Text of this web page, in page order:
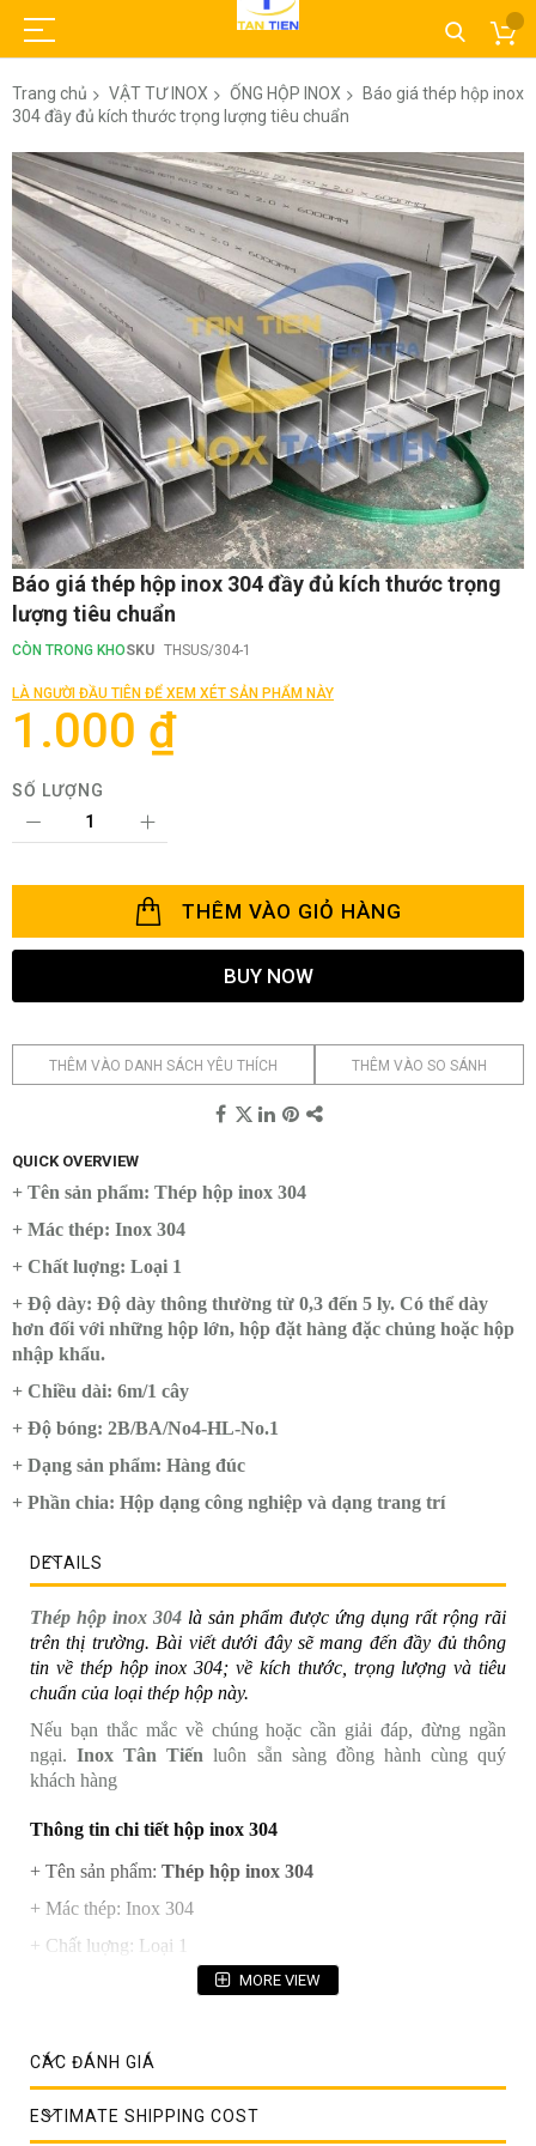
Trang chủ VẬT TƯ INOX ỐNG HỘP INOX
Báo giá thép hộp inox
304 đầy đủ kích thước trọng lượng tiêu chuẩn
Chuyển
đến
phần
đầu
của
thư
hình
ảnh
Chuyển
phần
đầu
của
thư
viện
hình
Báo giá thép hộp inox 304 đầy đủ kích thước trọng
lượng tiêu chuẩn
CÒN TRONG KHOSKU THSUS/304-1
LÀ NGƯỜI ĐẦU TIÊN ĐỂ XEM XÉT SẢN PHẨM NÀY
1.000 ₫
SỐ LƯỢNG
THÊM VÀO GIỎ HÀNG
BUY NOW
THÊM VÀO DANH SÁCH YÊU THÍCH THÊM VÀO SO SÁNH
QUICK OVERVIEW
+ Tên sản phẩm: Thép hộp inox 304
+ Mác thép: Inox 304
+ Chất luợng: Loại 1
+ Độ dày: Độ dày thông thường từ 0,3 đến 5 ly. Có thể dày
hơn đối với những hộp lớn, hộp đặt hàng đặc chủng hoặc hộp
nhập khẩu.
+ Chiều dài: 6m/1 cây
+ Độ bóng: 2B/BA/No4-HL-No.1
+ Dạng sản phẩm: Hàng đúc
+ Phần chia: Hộp dạng công nghiệp và dạng trang trí
DETAILS
Thép hộp inox 304 là sản phẩm được ứng dụng rất rộng rãi
trên thị trường. Bài viết dưới đây sẽ mang đến đầy đủ thông
tin về thép hộp inox 304; về kích thước, trọng lượng và tiêu
chuẩn của loại thép hộp này.
Nếu bạn thắc mắc về chúng hoặc cần giải đáp, đừng ngần
ngại.Inox Tân Tiến luôn sẵn sàng đồng hành cùng quý
khách hàng
Thông tin chi tiết hộp inox 304
+ Tên sản phẩm: Thép hộp inox 304
+ Mác thép: Inox 304
+ Chất luợng: Loại 1
+ Độ dày: Độ dày thông thường từ 0,3 đến 5 ly. Có thể dày
+ Chiều dài: 6m/1 cây
+ Độ bóng: 2B/BA/No4-HL-No.1
MORE VIEW
CÁC ĐÁNH GIÁ
ESTIMATE SHIPPING COST